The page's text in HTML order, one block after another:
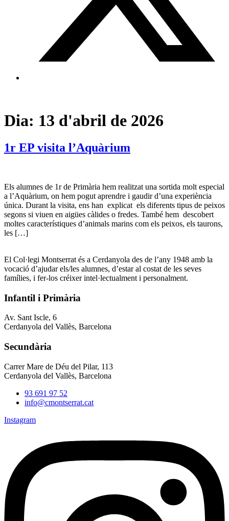
Dia: 13 d'abril de 2026
1r EP visita l’Aquàrium
Els alumnes de 1r de Primària hem realitzat una sortida molt especial
a l’Aquàrium, on hem pogut aprendre i gaudir d’una experiència
única. Durant la visita, ens han explicat els diferents tipus de peixos
segons si viuen en aigües càlides o fredes. També hem descobert
moltes característiques d’animals marins com els peixos, els taurons,
les […]
El Col·legi Montserrat és a Cerdanyola des de l’any 1948 amb la
vocació d’ajudar els/les alumnes, d’estar al costat de les seves
famílies, i fer-los créixer intel·lectualment i personalment.
Infantil i Primària
Av. Sant Iscle, 6
Cerdanyola del Vallès, Barcelona
Secundària
Carrer Mare de Déu del Pilar, 113
Cerdanyola del Vallès, Barcelona
93 691 97 52
info@cmontserrat.cat
Instagram